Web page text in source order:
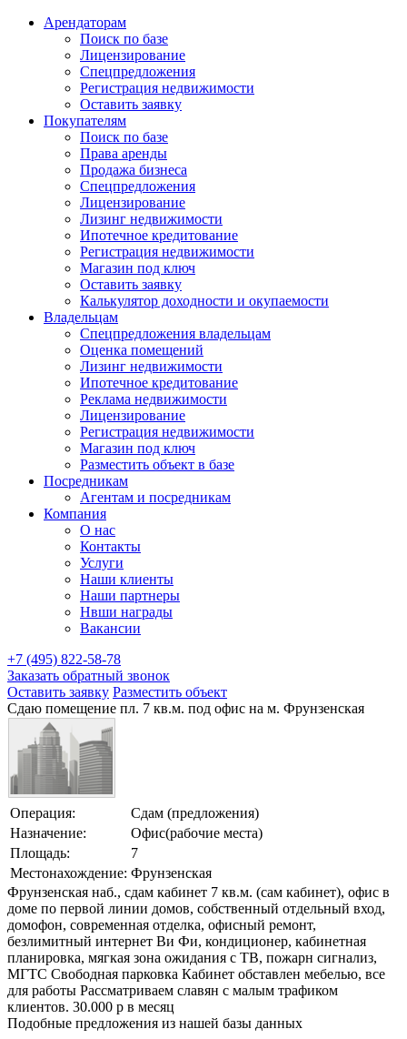
Арендаторам
Поиск по базе
Лицензирование
Спецпредложения
Регистрация недвижимости
Оставить заявку
Покупателям
Поиск по базе
Права аренды
Продажа бизнеса
Спецпредложения
Лицензирование
Лизинг недвижимости
Ипотечное кредитование
Регистрация недвижимости
Магазин под ключ
Оставить заявку
Калькулятор доходности и окупаемости
Владельцам
Спецпредложения владельцам
Оценка помещений
Лизинг недвижимости
Ипотечное кредитование
Реклама недвижимости
Лицензирование
Регистрация недвижимости
Магазин под ключ
Разместить объект в базе
Посредникам
Агентам и посредникам
Компания
О нас
Контакты
Услуги
Наши клиенты
Наши партнеры
Нвши награды
Вакансии
+7 (495) 822-58-78
Заказать обратный звонок
Оставить заявку Разместить объект
Сдаю помещение пл. 7 кв.м. под офис на м. Фрунзенская
Операция:
Сдам (предложения)
Назначение:
Офис(рабочие места)
Площадь:
7
Местонахождение: Фрунзенская
Фрунзенская наб., сдам кабинет 7 кв.м. (сам кабинет), офис в
доме по первой линии домов, собственный отдельный вход,
домофон, современная отделка, офисный ремонт,
безлимитный интернет Ви Фи, кондиционер, кабинетная
планировка, мягкая зона ожидания с ТВ, пожарн сигнализ,
МГТС Свободная парковка Кабинет обставлен мебелью, все
для работы Рассматриваем славян с малым трафиком
клиентов. 30.000 р в месяц
Подобные предложения из нашей базы данных